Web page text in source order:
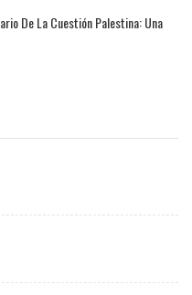
De La Cuestión Palestina: Una